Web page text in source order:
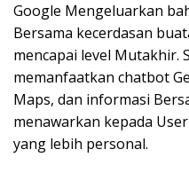
Google Mengeluarkan
Bersama kecerdasan
mencapai level Mutakhir.
memanfaatkan chatbot
Maps, dan informasi
menawarkan kepada
yang lebih personal.